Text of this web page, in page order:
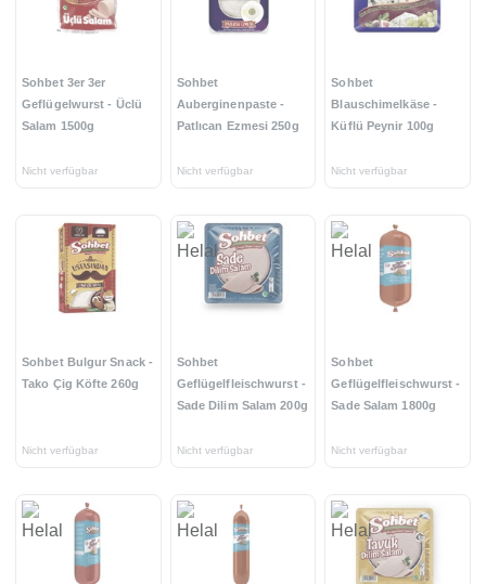
Sohbet 3er 3er
Geflügelwurst - Üclü
Salam 1500g
Nicht verfügbar
Sohbet
Auberginenpaste -
Patlıcan Ezmesi 250g
Nicht verfügbar
Sohbet
Blauschimelkäse -
Küflü Peynir 100g
Nicht verfügbar
Sohbet Bulgur Snack -
Tako Çig Köfte 260g
Nicht verfügbar
Sohbet
Geflügelfleischwurst -
Sade Dilim Salam 200g
Nicht verfügbar
Sohbet
Geflügelfleischwurst -
Sade Salam 1800g
Nicht verfügbar